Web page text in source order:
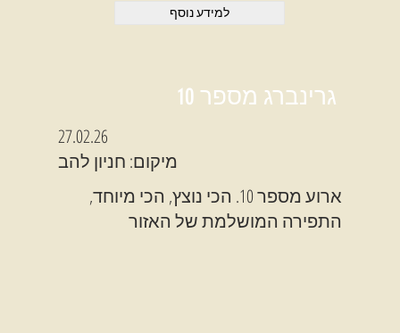
למידע נוסף
גרינברג מספר 10
27.02.26
מיקום: חניון להב
ארוע מספר 10. הכי נוצץ, הכי מיוחד,
התפירה המושלמת של האזור